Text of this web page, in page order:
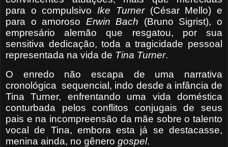
para o compulsivo Ike Turner(César Mello) e
para o amoroso Erwin Bach (Bruno Sigrist), o
empresário alemão que resgatou, por sua
sensitiva dedicação, toda a tragicidade pessoal
representada na vida de Tina Turner.
O enredo não escapa de uma narrativa
cronológica sequencial, indo desde a infância de
Tina Turner, enfrentando uma vida doméstica
conturbada pelos conflitos conjugais de seus
pais e na incompreensão da mãe sobre o talento
vocal de Tina, embora esta já se destacasse,
menina ainda, no gênero gospel.